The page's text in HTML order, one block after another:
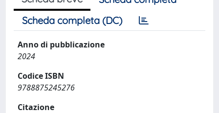
Scheda completa (DC)
Anno di pubblicazione
2024
Codice ISBN
9788875245276
Citazione